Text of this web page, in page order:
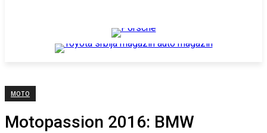
MOTO
Motopassion 2016: BMW